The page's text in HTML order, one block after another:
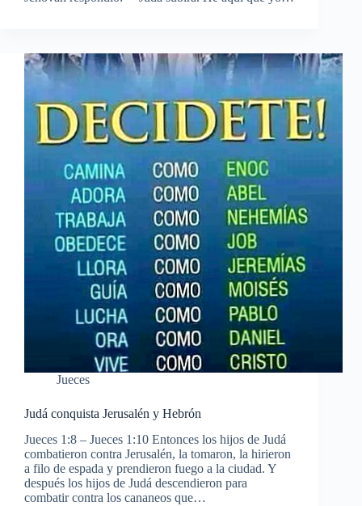
Jueces
Judá conquista Jerusalén y Hebrón
Jueces 1:8 – Jueces 1:10 Entonces los hijos de Judá
combatieron contra Jerusalén, la tomaron, la hirieron
a filo de espada y prendieron fuego a la ciudad. Y
después los hijos de Judá descendieron para
combatir contra los cananeos que…